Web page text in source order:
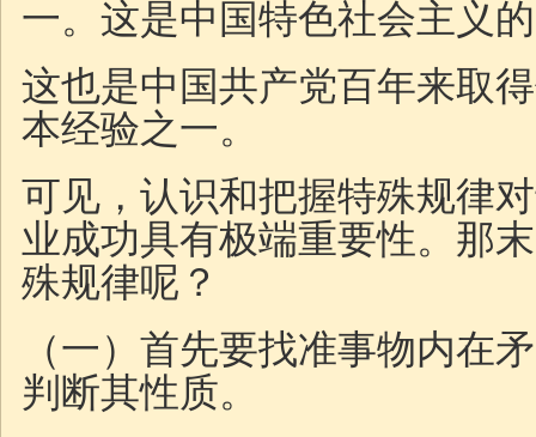
一。这是中国特色社会主义
这也是中国共产党百年来取
本经验之一。
可见，认识和把握特殊规律
业成功具有极端重要性。那
殊规律呢？
（一）首先要找准事物内在
判断其性质。